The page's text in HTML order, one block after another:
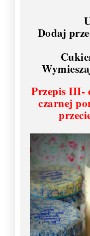
Dodaj
Przepis III-
czarnej